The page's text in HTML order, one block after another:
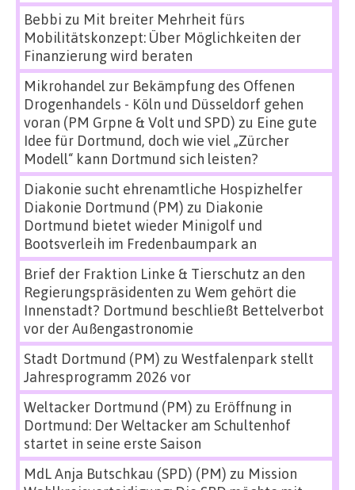
Bebbi zu Mit breiter Mehrheit fürs
Mobilitätskonzept: Über Möglichkeiten der
Finanzierung wird beraten
Mikrohandel zur Bekämpfung des Offenen
Drogenhandels - Köln und Düsseldorf gehen
voran (PM Grpne & Volt und SPD) zu Eine gute
Idee für Dortmund, doch wie viel „Zürcher
Modell“ kann Dortmund sich leisten?
Diakonie sucht ehrenamtliche Hospizhelfer
Diakonie Dortmund (PM) zu Diakonie
Dortmund bietet wieder Minigolf und
Bootsverleih im Fredenbaumpark an
Brief der Fraktion Linke & Tierschutz an den
Regierungspräsidenten zu Wem gehört die
Innenstadt? Dortmund beschließt Bettelverbot
vor der Außengastronomie
Stadt Dortmund (PM) zu Westfalenpark stellt
Jahresprogramm 2026 vor
Weltacker Dortmund (PM) zu Eröffnung in
Dortmund: Der Weltacker am Schultenhof
startet in seine erste Saison
MdL Anja Butschkau (SPD) (PM) zu Mission